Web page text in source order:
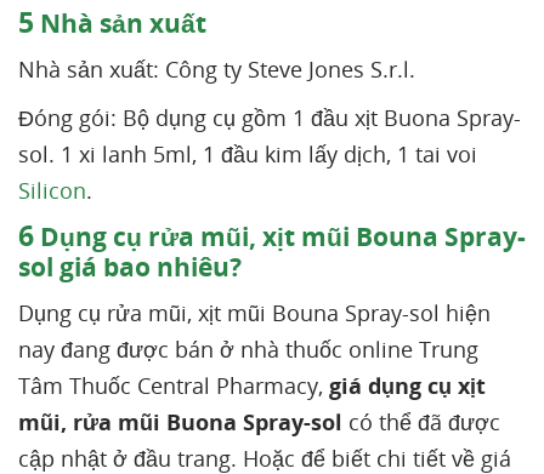
5 Nhà sản xuất
Nhà sản xuất: Công ty Steve Jones S.r.l.
Đóng gói: Bộ dụng cụ gồm 1 đầu xịt Buona Spray-
sol. 1 xi lanh 5ml, 1 đầu kim lấy dịch, 1 tai voi
Silicon.
6 Dụng cụ rửa mũi, xịt mũi Bouna Spray-
sol giá bao nhiêu?
Dụng cụ rửa mũi, xịt mũi Bouna Spray-sol hiện
nay đang được bán ở nhà thuốc online Trung
Tâm Thuốc Central Pharmacy, giá dụng cụ xịt
mũi, rửa mũi Buona Spray-sol có thể đã được
cập nhật ở đầu trang. Hoặc để biết chi tiết về giá